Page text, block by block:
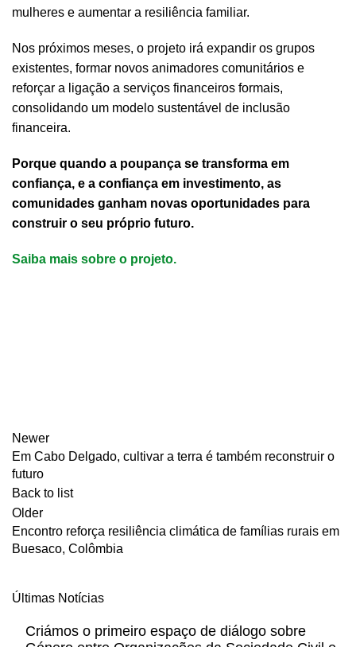
mulheres e aumentar a resiliência familiar.
Nos próximos meses, o projeto irá expandir os grupos
existentes, formar novos animadores comunitários e
reforçar a ligação a serviços financeiros formais,
consolidando um modelo sustentável de inclusão
financeira.
Porque quando a poupança se transforma em
confiança, e a confiança em investimento, as
comunidades ganham novas oportunidades para
construir o seu próprio futuro.
Saiba mais sobre o projeto.
Newer
Em Cabo Delgado, cultivar a terra é também reconstruir o
futuro
Back to list
Older
Encontro reforça resiliência climática de famílias rurais em
Buesaco, Colômbia
Últimas Notícias
Criámos o primeiro espaço de diálogo sobre